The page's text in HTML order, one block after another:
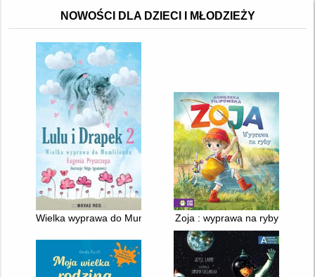
NOWOŚCI DLA DZIECI I MŁODZIEŻY
Wielka wyprawa do MumlilenduZoja : wyprawa na ryby